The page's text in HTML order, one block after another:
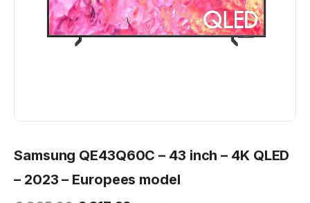
Samsung QE43Q60C – 43 inch – 4K QLED
– 2023 – Europees model